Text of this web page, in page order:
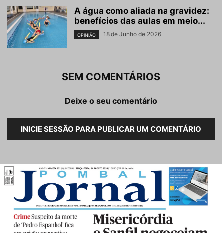
A água como aliada na gravidez:
benefícios das aulas em meio...
OPINIÃO 18 de Junho de 2026
SEM COMENTÁRIOS
Deixe o seu comentário
INICIE SESSÃO PARA PUBLICAR UM COMENTÁRIO